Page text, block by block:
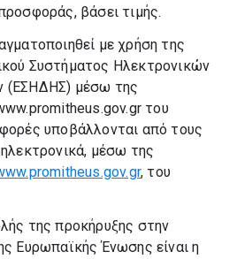
βάσει τιμής.
με χρήση της
Συστήματος Ηλεκτρονικών
(ΕΣΗΔΗΣ) μέσω της
του
υποβάλλονται από τους
μέσω της
, του
της προκήρυξης στην
Ευρωπαϊκής Ένωσης είναι η